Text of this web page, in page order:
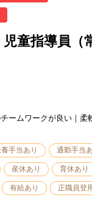
児童指導員（
ームワークが良い｜柔
手当あり 通勤手当
産休あり 育休あり
有給あり 正職員登